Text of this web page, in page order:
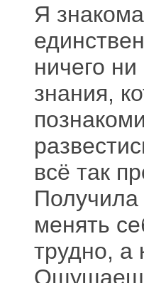
Я
ничего
знания,
всё так
менять
трудно, а